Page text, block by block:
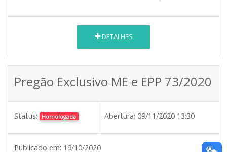
DETALHES
Pregão Exclusivo ME e EPP 73/2020
Status: Homologada Abertura: 09/11/2020 13:30
Publicado em: 19/10/2020